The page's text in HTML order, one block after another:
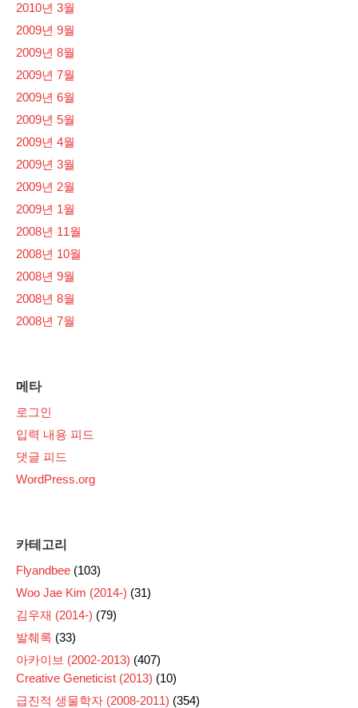
2010년 3월
2009년 9월
2009년 8월
2009년 7월
2009년 6월
2009년 5월
2009년 4월
2009년 3월
2009년 2월
2009년 1월
2008년 11월
2008년 10월
2008년 9월
2008년 8월
2008년 7월
메타
로그인
입력 내용 피드
댓글 피드
WordPress.org
카테고리
Flyandbee (103)
Woo Jae Kim (2014-) (31)
김우재 (2014-) (79)
발췌록 (33)
아카이브 (2002-2013) (407)
Creative Geneticist (2013) (10)
급진적 생물학자 (2008-2011) (354)